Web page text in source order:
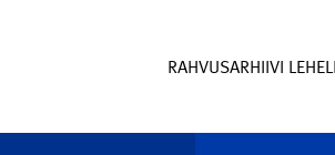
RAHVUSARHIIVI